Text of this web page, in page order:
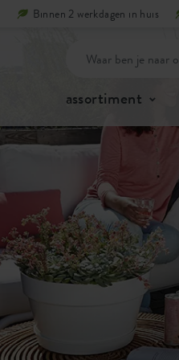
Binnen 2 werkdagen in huis
assortiment